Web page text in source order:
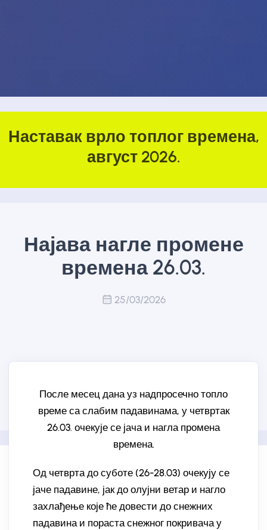
Наставак врло топлог времена,
август 2026.
Најава нагле промене
времена 26.03.
25/03/2026
После месец дана уз надпросечно топло
време са слабим падавинама, у четвртак
26.03. очекује се јача и нагла промена
времена.
Од четврта до суботе (26-28.03) очекују се
јаче падавине, јак до олујни ветар и нагло
захлађење које ће довести до снежних
падавина и пораста снежног покривача у